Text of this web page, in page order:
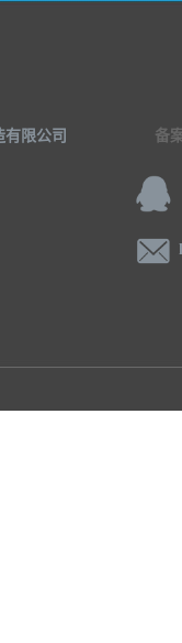
制造有限公司 备